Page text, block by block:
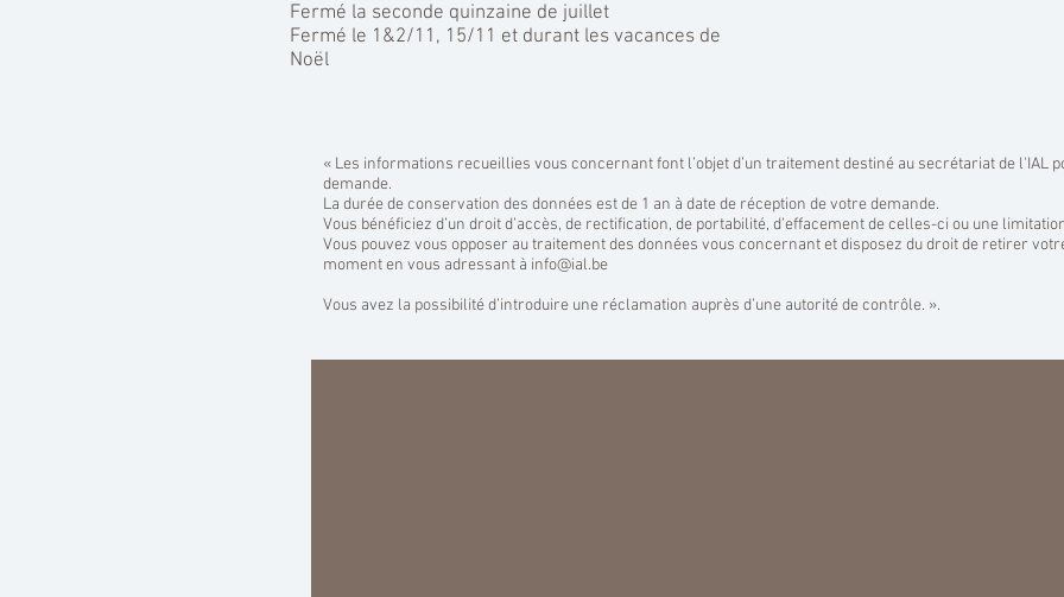
Fermé la seconde quinzaine de juillet
Fermé le 1&2/11, 15/11 et durant les vacances de
Noël
« Les informations recueillies vous concernant font l’objet d’un traitement destiné au secrétariat de l'IAL
demande.
La durée de conservation des données est de 1 an à date de réception de votre demande.
Vous bénéficiez d’un droit d’accès, de rectification, de portabilité, d’effacement de celles-ci ou une
Vous pouvez vous opposer au traitement des données vous concernant et disposez du droit de retirer
moment en vous adressant à info@ial.be
Vous avez la possibilité d’introduire une réclamation auprès d’une autorité de contrôle. ».